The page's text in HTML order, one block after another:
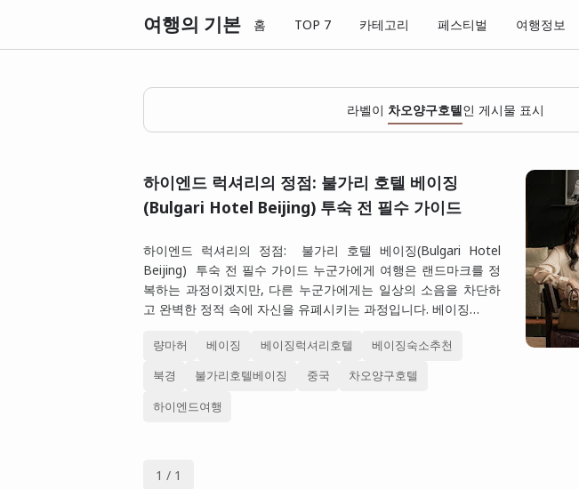
여행의 기본 홈 TOP 7 카테고리 페스티벌 여행정보
라벨이 차오양구호텔인 게시물 표시
하이엔드 럭셔리의 정점: 불가리 호텔 베이징
(Bulgari Hotel Beijing) 투숙 전 필수 가이드
하이엔드 럭셔리의 정점: 불가리 호텔 베이징(Bulgari Hotel
Beijing) 투숙 전 필수 가이드 누군가에게 여행은 랜드마크를 정
복하는 과정이겠지만, 다른 누군가에게는 일상의 소음을 차단하
고 완벽한 정적 속에 자신을 유폐시키는 과정입니다. 베이징…
량마허 베이징 베이징럭셔리호텔 베이징숙소추천
북경 불가리호텔베이징 중국 차오양구호텔
하이엔드여행
1 / 1